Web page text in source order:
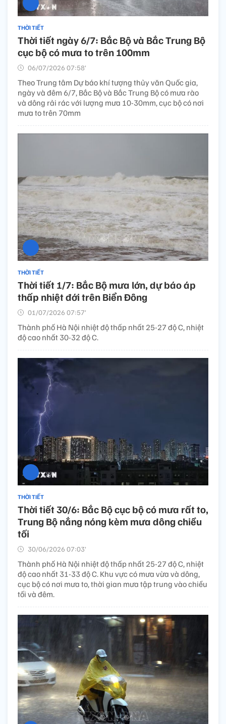
THỜI TIẾT
Thời tiết ngày 6/7: Bắc Bộ và Bắc Trung Bộ
cục bộ có mưa to trên 100mm
06/07/2026 07:58’
Theo Trung tâm Dự báo khí tượng thủy văn Quốc gia,
ngày và đêm 6/7, Bắc Bộ và Bắc Trung Bộ có mưa rào
và dông rải rác với lượng mưa 10-30mm, cục bộ có nơi
mưa to trên 70mm
THỜI TIẾT
Thời tiết 1/7: Bắc Bộ mưa lớn, dự báo áp
thấp nhiệt đới trên Biển Đông
01/07/2026 07:57’
Thành phố Hà Nội nhiệt độ thấp nhất 25-27 độ C, nhiệt
độ cao nhất 30-32 độ C.
THỜI TIẾT
Thời tiết 30/6: Bắc Bộ cục bộ có mưa rất to,
Trung Bộ nắng nóng kèm mưa dông chiều
tối
30/06/2026 07:03’
Thành phố Hà Nội nhiệt độ thấp nhất 25-27 độ C, nhiệt
độ cao nhất 31-33 độ C. Khu vực có mưa vừa và dông,
cục bộ có nơi mưa to, thời gian mưa tập trung vào chiều
tối và đêm.